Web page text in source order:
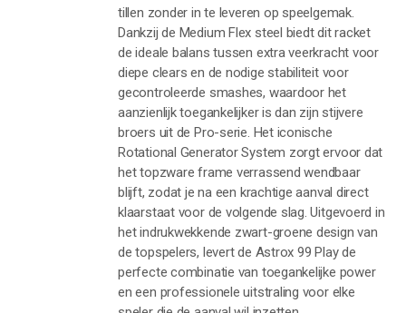
tillen zonder in te leveren op speelgemak.
Dankzij de Medium Flex steel biedt dit racket
de ideale balans tussen extra veerkracht voor
diepe clears en de nodige stabiliteit voor
gecontroleerde smashes, waardoor het
aanzienlijk toegankelijker is dan zijn stijvere
broers uit de Pro-serie. Het iconische
Rotational Generator System zorgt ervoor dat
het topzware frame verrassend wendbaar
blijft, zodat je na een krachtige aanval direct
klaarstaat voor de volgende slag. Uitgevoerd in
het indrukwekkende zwart-groene design van
de topspelers, levert de Astrox 99 Play de
perfecte combinatie van toegankelijke power
en een professionele uitstraling voor elke